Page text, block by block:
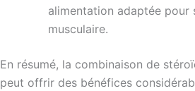
alimentation adaptée
musculaire.
En résumé, la combinaison de
peut offrir des bénéfices